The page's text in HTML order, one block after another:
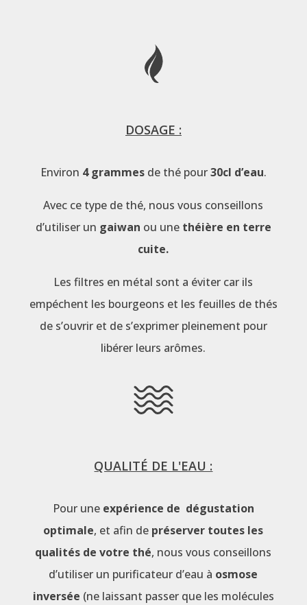
DOSAGE :
Environ 4 grammesde thé pour30cl d’eau.
Avec ce type de thé, nous vous conseillons
d’utiliser un gaiwan ou une théière en terre
cuite.
Les filtres en métal sont a éviter car ils
empéchent les bourgeons et les feuilles de thés
de s’ouvrir et de s’exprimer pleinement pour
libérer leurs arômes.
QUALITÉ DE L'EAU :
Pour une expérience de dégustation
optimale, et afin de préserver toutes les
qualités de votre thé, nous vous conseillons
d’utiliser un purificateur d’eau à osmose
inversée (ne laissant passer que les molécules